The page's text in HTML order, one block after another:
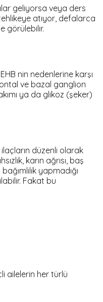
geliyorsa veya ders
atıyor, defalarca
görülebilir.
nin nedenlerine karşı
ve bazal ganglion
ya da glikoz (şeker)
düzenli olarak
karın ağrısı, baş
yapmadığı
Fakat bu
ailelerin her türlü